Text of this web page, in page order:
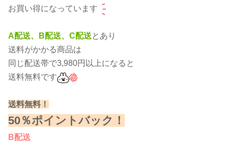
お買い得になっています
A配送、B配送、C配送とあり
送料がかかる商品は
同じ配送帯で3,980円以上になると
送料無料です
送料無料！
50％ポイントバック！
B配送